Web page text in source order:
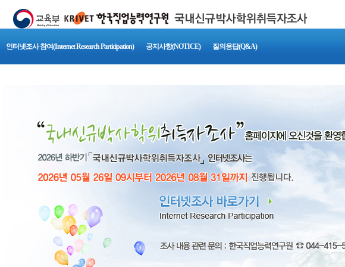
인터넷조사 참여(Internet Research Participation) 공지사항(NOTICE) 질의응답(Q&A)